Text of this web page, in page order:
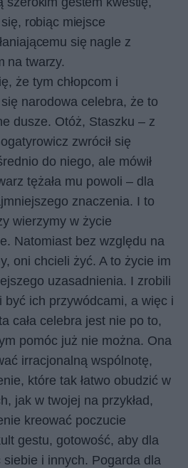
robiąc miejsce
się nagle z
na twarzy.
że tym chłopcom i
narodowa celebra, że to
dusze. Otóż, Staszku – z
zwrócił się
do niego, ale mówił
tężała mu powoli – dla
znaczenia. I to
wierzymy w życie
Natomiast bez względu na
oni chcieli żyć. A to życie im
uzasadnienia. I zrobili
być ich przywódcami, a więc i
cała celebra jest nie po to,
pomóc już nie można. Ona
irracjonalną wspólnotę,
które tak łatwo obudzić w
jak w twojej na przykład,
kreować poczucie
gestu, gotowość, aby dla
i innych. Pogarda dla